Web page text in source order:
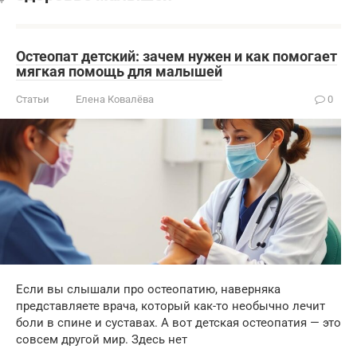
Остеопат детский: зачем нужен и как помогает
мягкая помощь для малышей
Статьи Елена Ковалёва 0
Если вы слышали про остеопатию, наверняка
представляете врача, который как-то необычно лечит
боли в спине и суставах. А вот детская остеопатия — это
совсем другой мир. Здесь нет